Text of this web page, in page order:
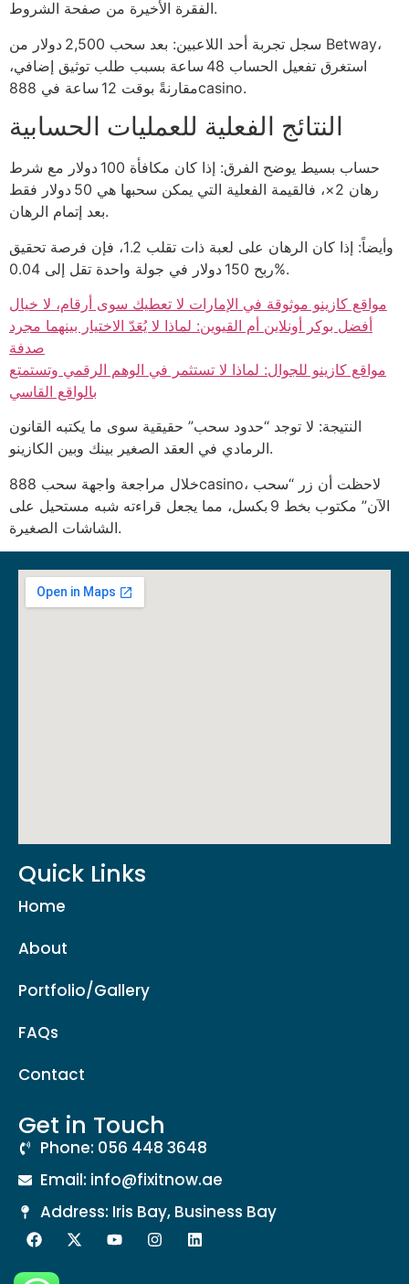
الفقرة الأخيرة من صفحة الشروط.
سجل تجربة أحد اللاعبين: بعد سحب 2,500 دولار من Betway،
استغرق تفعيل الحساب 48 ساعة بسبب طلب توثيق إضافي،
مقارنةً بوقت 12 ساعة في 888casino.
النتائج الفعلية للعمليات الحسابية
حساب بسيط يوضح الفرق: إذا كان مكافأة 100 دولار مع شرط
رهان 2×، فالقيمة الفعلية التي يمكن سحبها هي 50 دولار فقط
بعد إتمام الرهان.
وأيضاً: إذا كان الرهان على لعبة ذات تقلب 1.2، فإن فرصة تحقيق
ربح 150 دولار في جولة واحدة تقل إلى 0.04%.
مواقع كازينو موثوقة في الإمارات لا تعطيك سوى أرقام، لا خيال
أفضل بوكر أونلاين أم القيوين: لماذا لا يُعَدّ الاختيار بينهما مجرد
صدفة
مواقع كازينو للجوال: لماذا لا تستثمر في الوهم الرقمي وتستمتع
بالواقع القاسي
النتيجة: لا توجد “حدود سحب” حقيقية سوى ما يكتبه القانون
الرمادي في العقد الصغير بينك وبين الكازينو.
خلال مراجعة واجهة سحب 888casino، لاحظت أن زر “سحب
الآن” مكتوب بخط 9 بكسل، مما يجعل قراءته شبه مستحيل على
الشاشات الصغيرة.
Quick Links
Home
About
Portfolio/Gallery
FAQs
Contact
Get in Touch
Phone: 056 448 3648
Email: info@fixitnow.ae
Address: Iris Bay, Business Bay